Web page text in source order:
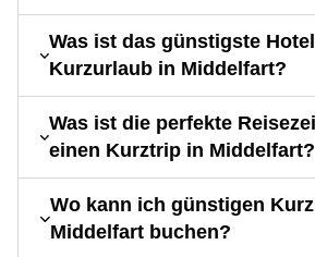
Was ist das günstigste
Kurzurlaub in Middelfart?
Was ist die perfekte
einen Kurztrip in Middelfart?
Wo kann ich günstigen
Middelfart buchen?